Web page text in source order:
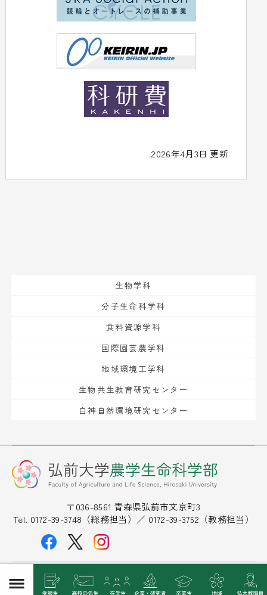
2026年4月3日 更新
生物学科
分子生命科学科
食料資源学科
国際園芸農学科
地域環境工学科
生物共生教育研究センター
白神自然環境研究センター
〒036-8561 青森県弘前市文京町3
Tel. 0172-39-3748（総務担当）／ 0172-39-3752（教務担当）
©2026
Faculty of Agriculture and Life Science, Hirosaki
University. All Rights Reserved.